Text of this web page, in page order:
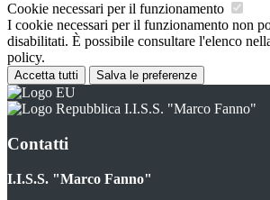
Cookie necessari per il funzionamento
I cookie necessari per il funzionamento non
disabilitati. È possibile consultare l'elenco
policy.
Accetta tutti Salva le preferenze
I.I.S.S. "Marco Fanno"
Contatti
I.I.S.S. "Marco Fanno"